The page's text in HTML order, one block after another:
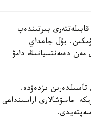
بىرتىندەپ
بۇل جاعداي
مەن دەمەنتسيانىڭ دامۋ
ىزدەۋدە.
جاسۋشالارى اراسىنداعى